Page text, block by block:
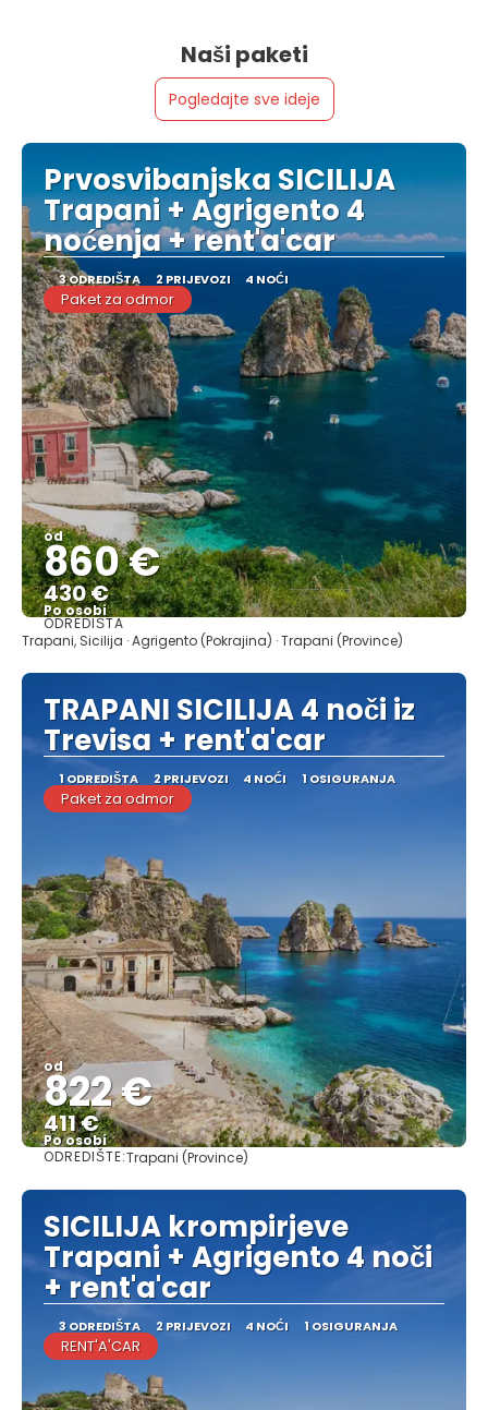
Naši paketi
Pogledajte sve ideje
Prvosvibanjska SICILIJA
Trapani + Agrigento 4
noćenja + rent'a'car
3 ODREDIŠTA 2 PRIJEVOZI 4 NOĆI
Paket za odmor
od
860 €
430 €
Po osobi
Vidjeti
ODREDIŠTA
Trapani, Sicilija · Agrigento (Pokrajina) · Trapani (Province)
TRAPANI SICILIJA 4 noči iz
Trevisa + rent'a'car
1 ODREDIŠTA 2 PRIJEVOZI 4 NOĆI 1 OSIGURANJA
Paket za odmor
od
822 €
411 €
Po osobi
Vidjeti
ODREDIŠTE:Trapani (Province)
SICILIJA krompirjeve
Trapani + Agrigento 4 noči
+ rent'a'car
3 ODREDIŠTA 2 PRIJEVOZI 4 NOĆI 1 OSIGURANJA
RENT'A'CAR